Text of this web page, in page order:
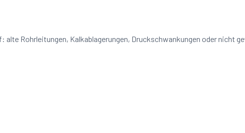
alte Rohrleitungen, Kalkablagerungen, Druckschwankungen oder nicht